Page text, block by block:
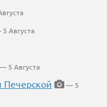
Августа
— 5 Августа
— 5